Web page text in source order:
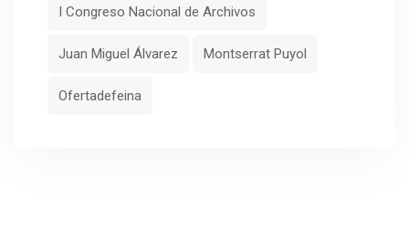
I Congreso Nacional de Archivos
Juan Miguel Álvarez Montserrat Puyol
Ofertadefeina